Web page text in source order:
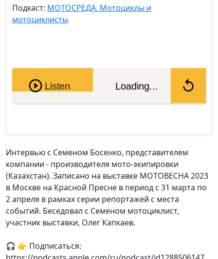
Подкаст: МОТОСРЕДА. Мотоциклы и
мотоциклисты
Pause
Listen Loading...
Интервью с Семеном Босенко, представителем
компании - производителя мото-экипировки
(Казахстан). Записано на выставке МОТОВЕСНА 2023
в Москве на Красной Пресне в период с 31 марта по
2 апреля в рамках серии репортажей с места
событий. Беседовал с Семеном мотоциклист,
участник выставки, Олег Капкаев.
🎧 👉 Подписаться: